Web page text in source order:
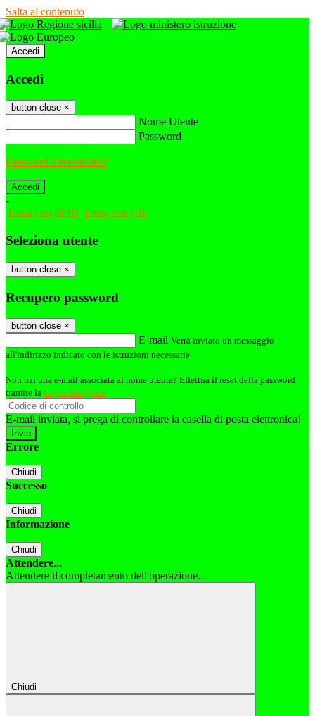
Salta al contenuto
Accedi
Accedi
button close ×
Nome Utente
Password
Password dimenticata?
-
Entra con SPID Entra con CIE
Seleziona utente
button close ×
Recupero password
button close ×
E-mail Verrà inviato un messaggio
all'indirizzo indicato con le istruzioni necessarie.
Non hai una e-mail associata al nome utente? Effettua il reset della password
tramite la Login Spaggiari
E-mail inviata, si prega di controllare la casella di posta elettronica!
Errore
Chiudi
Successo
Chiudi
Informazione
Chiudi
Attendere...
Attendere il completamento dell'operazione...
Chiudi